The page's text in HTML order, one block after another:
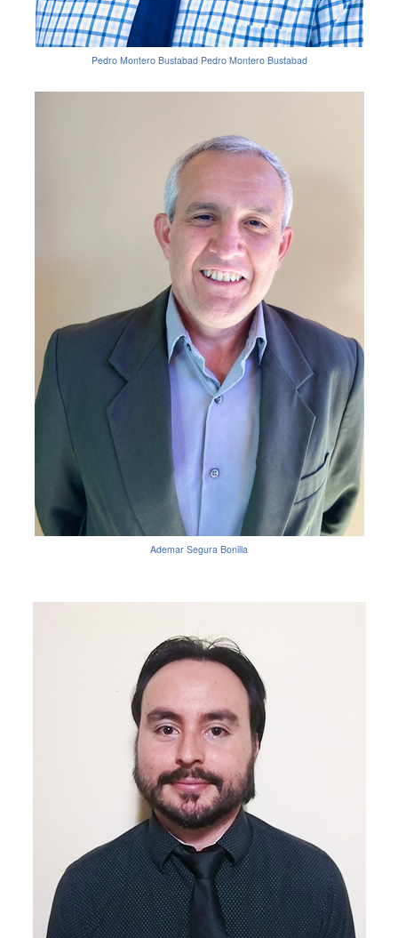
Pedro Montero Bustabad Pedro Montero Bustabad
Ademar Segura Bonilla